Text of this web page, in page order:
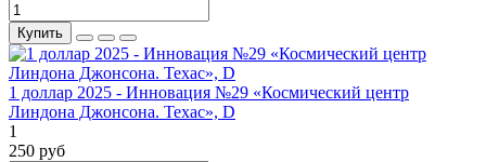
Купить
1 доллар 2025 - Инновация №29 «Космический центр
Линдона Джонсона. Техас», D
1
250 руб